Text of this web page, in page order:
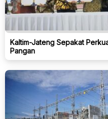
Kaltim-Jateng Sepakat
Pangan